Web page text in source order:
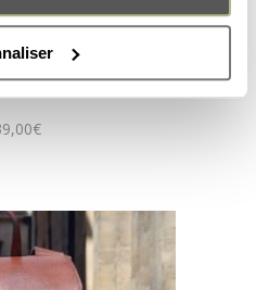
TERRA COTTA
€